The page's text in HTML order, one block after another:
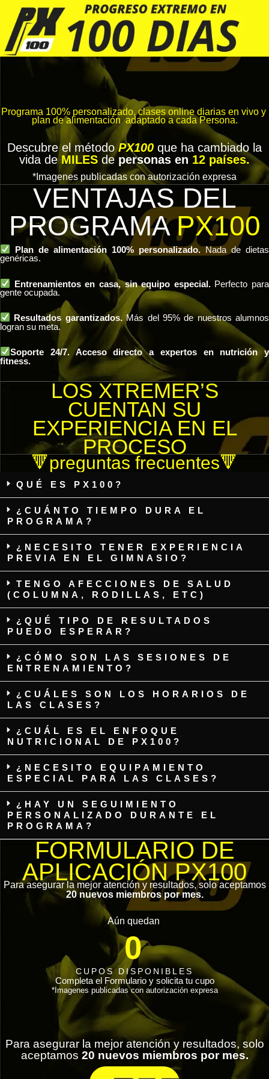
Programa 100% personalizado, clases online diarias en vivo y
plan de alimentación adaptado a cada Persona.
Descubre el métodoPX100 que ha cambiado la
vida de MILES depersonas en 12 países.
*Imagenes publicadas con autorización expresa
VENTAJAS DEL
PROGRAMAPX100
Plan de alimentación 100% personalizado.Nada de dietas
genéricas.
Entrenamientos en casa, sin equipo especial.
Perfecto para
gente ocupada.
Resultados garantizados.Más del 95% de nuestros alumnos
logran su meta.
Soporte 24/7. Acceso directo a expertos en nutrición y
fitness.
LOS XTREMER’S
CUENTAN SU
EXPERIENCIA EN EL
PROCESO
🔻preguntas frecuentes🔻
QUÉ ES PX100?
¿CUÁNTO TIEMPO DURA EL
PROGRAMA?
¿NECESITO TENER EXPERIENCIA
PREVIA EN EL GIMNASIO?
TENGO AFECCIONES DE SALUD
(COLUMNA, RODILLAS, ETC)
¿QUÉ TIPO DE RESULTADOS
PUEDO ESPERAR?
¿CÓMO SON LAS SESIONES DE
ENTRENAMIENTO?
¿CUÁLES SON LOS HORARIOS DE
LAS CLASES?
¿CUÁL ES EL ENFOQUE
NUTRICIONAL DE PX100?
¿NECESITO EQUIPAMIENTO
ESPECIAL PARA LAS CLASES?
¿HAY UN SEGUIMIENTO
PERSONALIZADO DURANTE EL
PROGRAMA?
FORMULARIO DE
APLICACIÓN PX100
Para asegurar la mejor atención y resultados, solo aceptamos
20 nuevos miembros por mes.
Aún quedan
CUPOS DISPONIBLES
0
Completa el Formulario y solicita tu cupo
*Imagenes publicadas con autorización expresa
Para asegurar la mejor atención y resultados, solo
aceptamos 20 nuevos miembros por mes.